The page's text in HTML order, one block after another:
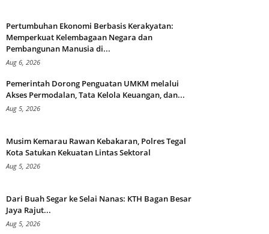
Pertumbuhan Ekonomi Berbasis Kerakyatan:
Memperkuat Kelembagaan Negara dan
Pembangunan Manusia di...
Aug 6, 2026
Pemerintah Dorong Penguatan UMKM melalui
Akses Permodalan, Tata Kelola Keuangan, dan...
Aug 5, 2026
Musim Kemarau Rawan Kebakaran, Polres Tegal
Kota Satukan Kekuatan Lintas Sektoral
Aug 5, 2026
Dari Buah Segar ke Selai Nanas: KTH Bagan Besar
Jaya Rajut...
Aug 5, 2026